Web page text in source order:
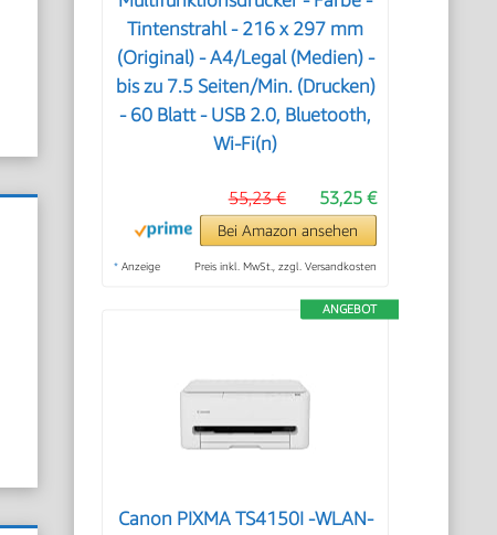
Tintenstrahl - 216 x 297 mm
(Original) - A4/Legal (Medien) -
bis zu 7.5 Seiten/Min. (Drucken)
- 60 Blatt - USB 2.0, Bluetooth,
Wi-Fi(n)
53,25 €
55,23 €
Bei Amazon ansehen
* Anzeige Preis inkl. MwSt., zzgl. Versandkosten
ANGEBOT
Canon PIXMA TS4150I -WLAN-